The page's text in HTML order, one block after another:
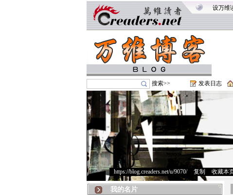
设万维
搜索>> 发表日志
https://blog.creaders.net/u/9070/> 复制 收藏本
我的名片